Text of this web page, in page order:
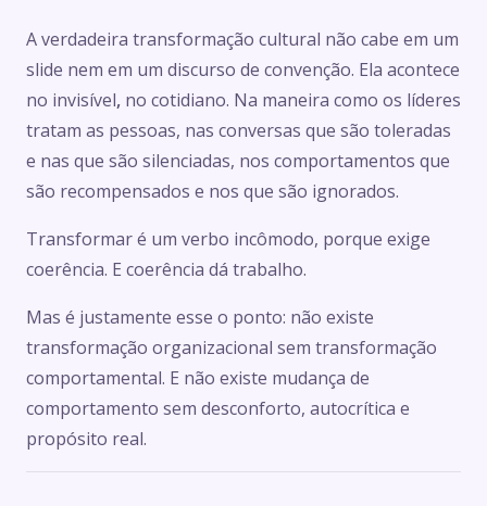
A verdadeira transformação cultural não cabe em um
slide nem em um discurso de convenção. Ela acontece
no invisível, no cotidiano. Na maneira como os líderes
tratam as pessoas, nas conversas que são toleradas
e nas que são silenciadas, nos comportamentos que
são recompensados e nos que são ignorados.
Transformar é um verbo incômodo, porque exige
coerência. E coerência dá trabalho.
Mas é justamente esse o ponto: não existe
transformação organizacional sem transformação
comportamental. E não existe mudança de
comportamento sem desconforto, autocrítica e
propósito real.